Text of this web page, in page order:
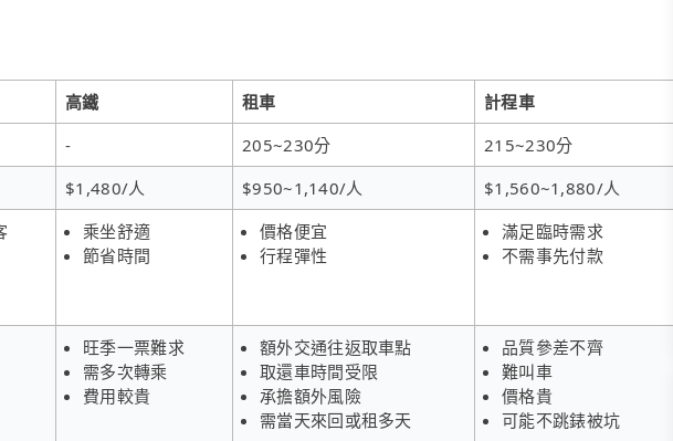
高鐵 租車
計程車
- 205~230分
215~230分
$1,480/人 $950~1,140/人
$1,560~1,880/人
乘坐舒適
節省時間
價格便宜
行程彈性
滿足臨時需求
不需事先付款
旺季一票難求
需多次轉乘
費用較貴
額外交通往返取車點
取還車時間受限
承擔額外風險
需當天來回或租多天
品質參差不齊
難叫車
價格貴
可能不跳錶被坑